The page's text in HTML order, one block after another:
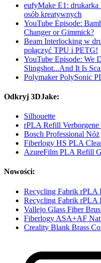
eufyMake E1:
osób kreatywnych
YouTube Episode:
Changer or Gimmick?
Beam Interlocking w
połączyć TPU i PETG!
YouTube Episode: We
Slingshot...And It Is
Polymaker PolySonic
Odkryj 3DJake:
Silhouette
rPLA Refill
Bosch Professional Nóż
Fiberlogy HS PLA
AzureFilm PLA Refill
Nowości:
Recycling Fabrik rPLA
Recycling Fabrik rPLA
Vallejo Glass Fiber
Fiberlogy ASA+AF
Creality Blank Brass